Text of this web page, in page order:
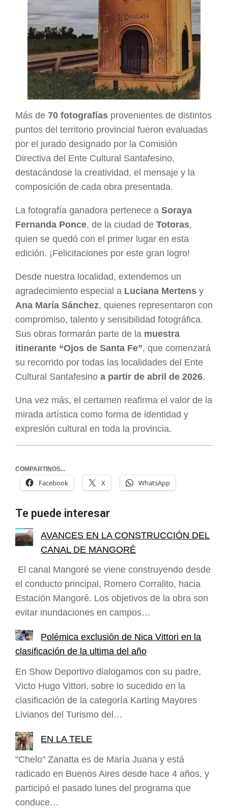
Más de 70 fotografías provenientes de distintos
puntos del territorio provincial fueron evaluadas
por el jurado designado por la Comisión
Directiva del Ente Cultural Santafesino,
destacándose la creatividad, el mensaje y la
composición de cada obra presentada.
La fotografía ganadora pertenece a Soraya
Fernanda Ponce, de la ciudad de Totoras,
quien se quedó con el primer lugar en esta
edición. ¡Felicitaciones por este gran logro!
Desde nuestra localidad, extendemos un
agradecimiento especial a Luciana Mertens y
Ana María Sánchez, quienes representaron con
compromiso, talento y sensibilidad fotográfica.
Sus obras formarán parte de la muestra
itinerante “Ojos de Santa Fe”, que comenzará
su recorrido por todas las localidades del Ente
Cultural Santafesino a partir de abril de 2026.
Una vez más, el certamen reafirma el valor de la
mirada artística como forma de identidad y
expresión cultural en toda la provincia.
COMPARTINOS...
Facebook X WhatsApp
Te puede interesar
AVANCES EN LA CONSTRUCCIÓN DEL
CANAL DE MANGORÉ
El canal Mangoré se viene construyendo desde
el conducto principal, Romero Corralito, hacia
Estación Mangoré. Los objetivos de la obra son
evitar inundaciones en campos…
Polémica exclusión de Nica Vittori en la
clasificación de la ultima del año
En Show Deportivo dialogamos con su padre,
Victo Hugo Vittori, sobre lo sucedido en la
clasificación de la categoría Karting Mayores
Livianos del Turismo del…
EN LA TELE
"Chelo" Zanatta es de María Juana y está
radicado en Buenos Aires desde hace 4 años, y
participó el pasado lunes del programa que
conduce…